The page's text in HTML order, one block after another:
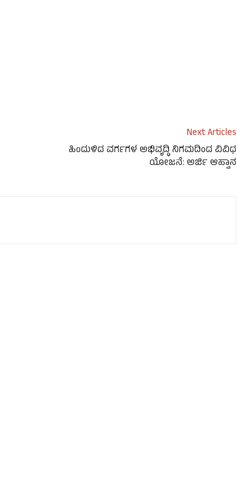
Next Articles
ಹಿಂದುಳಿದ ವರ್ಗಗಳ ಅಭಿವೃದ್ಧಿ ನಿಗಮದಿಂದ ವಿವಿಧ
ಯೋಜನೆ: ಅರ್ಜಿ ಆಹ್ವಾನ